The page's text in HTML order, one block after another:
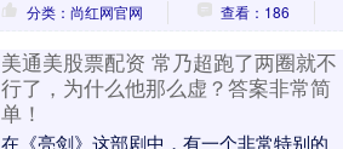
分类：尚红网官网
查看：186
美通美股票配资 常乃超跑了两圈就不
行了，为什么他那么虚？答案非常简
单！
在《亮剑》这部剧中，有一个非常特别的